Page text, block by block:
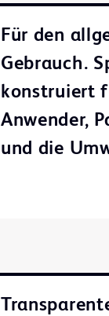
Für den
Gebrauch.
konstruiert
Anwender,
und die